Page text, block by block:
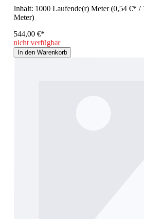
Inhalt: 1000 Laufende(r) Meter(0,54 €* /
Meter)
544,00 €*
nicht verfügbar
In den Warenkorb